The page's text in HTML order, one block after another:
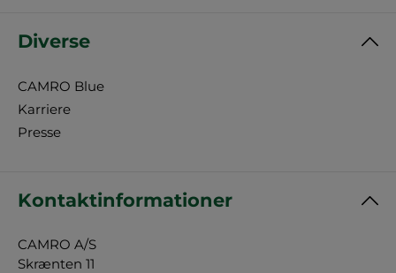
Diverse
CAMRO Blue
Karriere
Presse
Kontaktinformationer
CAMRO A/S
Skrænten 11